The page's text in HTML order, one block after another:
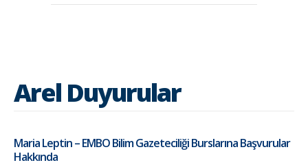
Arel Duyurular
Maria Leptin – EMBO Bilim Gazeteciliği Burslarına Başvurular
Hakkında